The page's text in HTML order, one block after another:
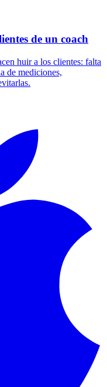
de un coach
huir a los clientes: falta
de mediciones,